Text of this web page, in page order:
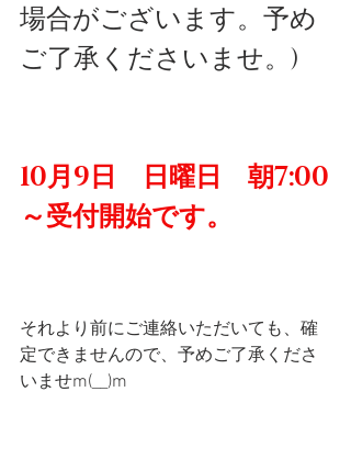
場合がございます。予め
ご了承くださいませ。)
10月9日　日曜日　朝7:00
～受付開始です。
それより前にご連絡いただいても、確
定できませんので、予めご了承くださ
いませm(__)m